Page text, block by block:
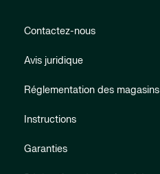
Contactez-nous
Avis juridique
Réglementation des magasins
Instructions
Garanties